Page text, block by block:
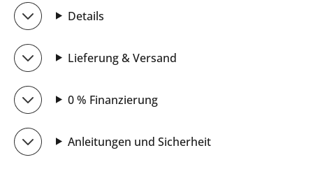
Details
Lieferung & Versand
0 % Finanzierung
Anleitungen und Sicherheit